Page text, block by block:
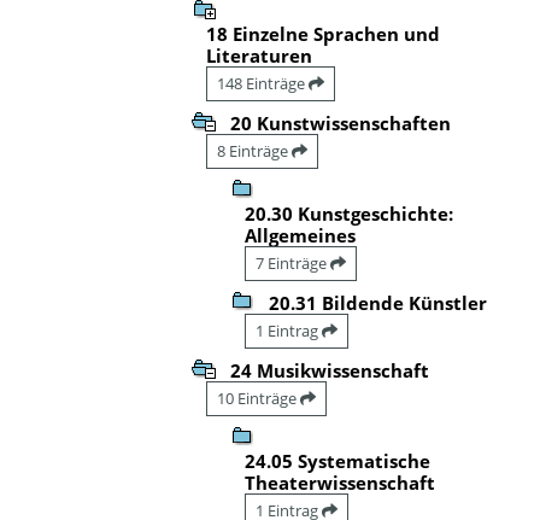
18 Einzelne Sprachen und
Literaturen
148 Einträge
20 Kunstwissenschaften
8 Einträge
20.30 Kunstgeschichte:
Allgemeines
7 Einträge
20.31 Bildende Künstler
1 Eintrag
24 Musikwissenschaft
10 Einträge
24.05 Systematische
Theaterwissenschaft
1 Eintrag